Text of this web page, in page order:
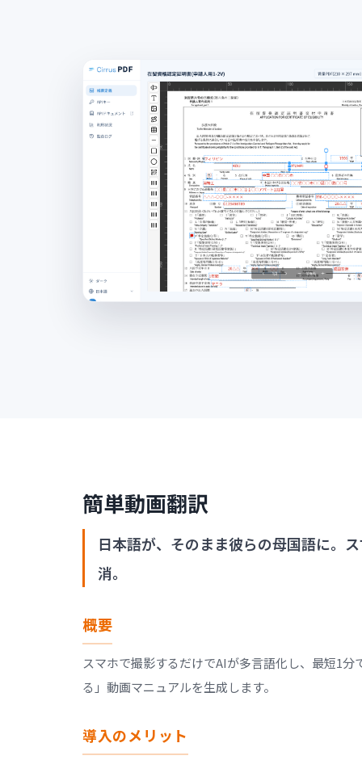
簡単動画翻訳
日本語が、そのまま彼らの母国語に。
消。
概要
スマホで撮影するだけでAIが多言語化し、最短1
る」動画マニュアルを生成します。
導入のメリット